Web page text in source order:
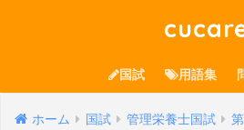
国試 用語集
ホーム 国試 管理栄養士国試